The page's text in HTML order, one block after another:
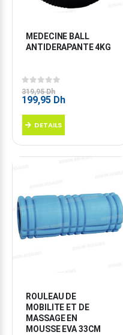
MEDECINE BALL
ANTIDERAPANTE 4KG
0sur 5
319,95Dh
Le
initial
était :
319,95 Dh.
199,95 DhLe
DETAILS
ROULEAU DE
MOBILITE ET DE
MASSAGE EN
MOUSSE EVA 33CM